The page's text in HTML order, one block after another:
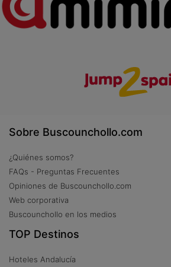
Sobre Buscounchollo.com
¿Quiénes somos?
FAQs - Preguntas Frecuentes
Opiniones de Buscounchollo.com
Web corporativa
Buscounchollo en los medios
TOP Destinos
Hoteles Andalucía